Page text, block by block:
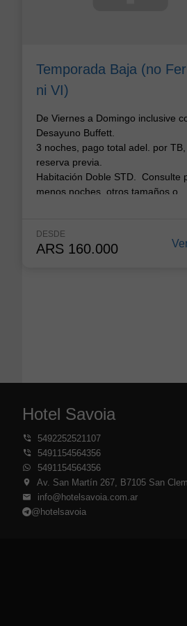
Temporada Baja (no
ni VI)
De Viernes a Domingo inclusive
Desayuno Buffett.
3 noches, pago total adel. por
reserva previa.
Habitación Doble STD. Consulte
menos noches, otros tamaños o
DESDE
ARS 160.000
Hotel Savoia
5492252521107
5491154564356
5491154564356
Av. San Martín 267, B7105 San
info@hotelsavoia.com.ar
@hotelsavoia